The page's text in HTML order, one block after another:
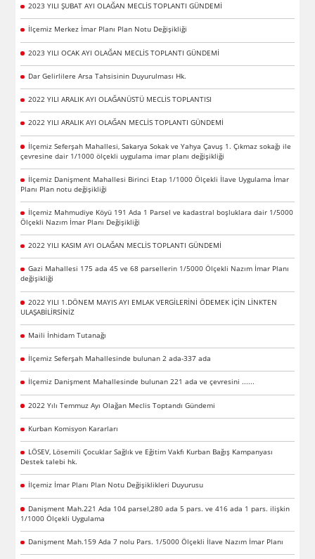
2023 YILI ŞUBAT AYI OLAĞAN MECLİS TOPLANTI GÜNDEMİ
İlçemiz Merkez İmar Planı Plan Notu Değişikliği
2023 YILI OCAK AYI OLAĞAN MECLİS TOPLANTI GÜNDEMİ
Dar Gelirlilere Arsa Tahsisinin Duyurulması Hk.
2022 YILI ARALIK AYI OLAĞANÜSTÜ MECLİS TOPLANTISI
2022 YILI ARALIK AYI OLAĞAN MECLİS TOPLANTI GÜNDEMİ
İlçemiz Seferşah Mahallesi, Sakarya Sokak ve Yahya Çavuş 1. Çıkmaz sokağı ile
çevresine dair 1/1000 ölçekli uygulama imar planı değişikliği
İlçemiz Danişment Mahallesi Birinci Etap 1/1000 Ölçekli İlave Uygulama İmar
Planı Plan notu değişikliği
İlçemiz Mahmudiye Köyü 191 Ada 1 Parsel ve kadastral boşluklara dair 1/5000
Ölçekli Nazım İmar Planı Değişikliği
2022 YILI KASIM AYI OLAĞAN MECLİS TOPLANTI GÜNDEMİ
Gazi Mahallesi 175 ada 45 ve 68 parsellerin 1/5000 Ölçekli Nazım İmar Planı
değişikliği
2022 YILI 1.DÖNEM MAYIS AYI EMLAK VERGİLERİNİ ÖDEMEK İÇİN LİNKTEN
ULAŞABİLİRSİNİZ
Maili İnhidam Tutanağı
İlçemiz Seferşah Mahallesinde bulunan 2 ada-337 ada
İlçemiz Danişment Mahallesinde bulunan 221 ada ve çevresini ......
2022 Yılı Temmuz Ayı Olağan Meclis Toptandı Gündemi
Kurban Komisyon Kararları
LÖSEV, Lösemili Çocuklar Sağlık ve Eğitim Vakfı Kurban Bağış Kampanyası
Destek talebi hk.
İlçemiz İmar Planı Plan Notu Değişiklikleri Duyurusu
Danişment Mah.221 Ada 104 parsel,280 ada 5 pars. ve 416 ada 1 pars. ilişkin
1/1000 Ölçekli Uygulama
Danişment Mah.159 Ada 7 nolu Pars. 1/5000 Ölçekli İlave Nazım İmar Planı